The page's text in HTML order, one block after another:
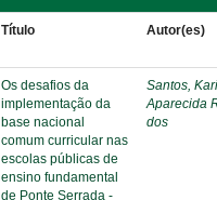
Título Autor(es)
Os desafios da
implementação da
base nacional
comum curricular nas
escolas públicas de
ensino fundamental
de Ponte Serrada -
Santos,
Aparecida
dos